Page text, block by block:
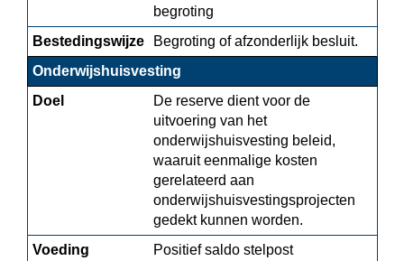
begroting
Bestedingswijze
Begroting of afzonderlijk besluit.
Onderwijshuisvesting
Doel
De reserve dient voor de
uitvoering van het
onderwijshuisvesting beleid,
waaruit eenmalige kosten
gerelateerd aan
onderwijshuisvestingsprojecten
gedekt kunnen worden.
Voeding
Positief saldo stelpost